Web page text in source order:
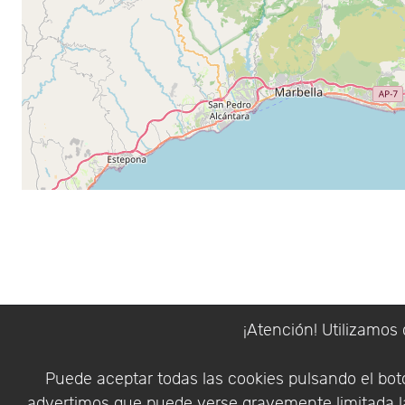
¡Atención!
Puede aceptar todas las cookies pulsando el